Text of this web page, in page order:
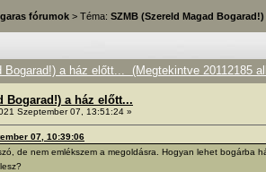
fórumok > Téma: SZMB (Szereld Magad
Bogarad!) a ház előtt... (Megtekintve 20112185
Bogarad!) a ház előtt...
Szeptember 07, 13:51:24 »
07, 10:39:06
de nem emlékszem a megoldásra. Hogyan lehet bogárba